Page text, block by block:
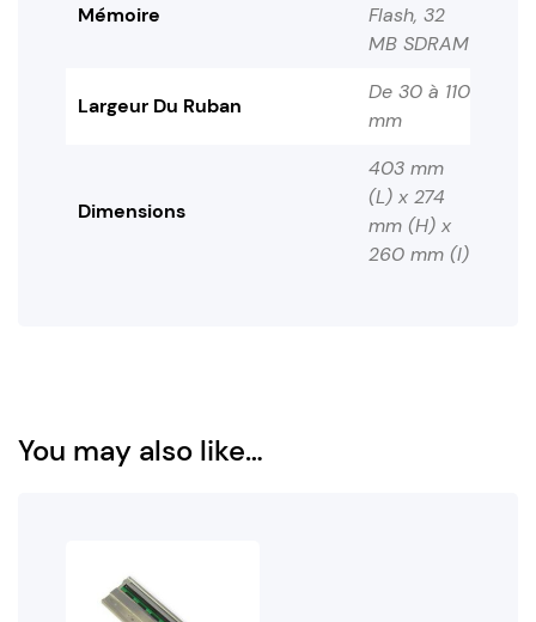
Mémoire
Flash, 32
MB SDRAM
Largeur Du Ruban
De 30 à 110
mm
Dimensions
403 mm
(L) x 274
mm (H) x
260 mm (l)
You may also like…